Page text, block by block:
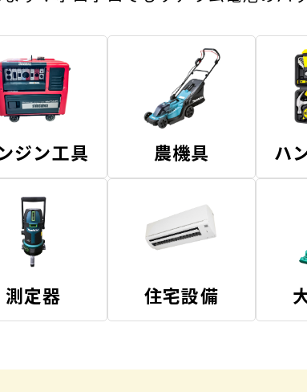
ジン工具 農機具 ハ
測定器 住宅設備